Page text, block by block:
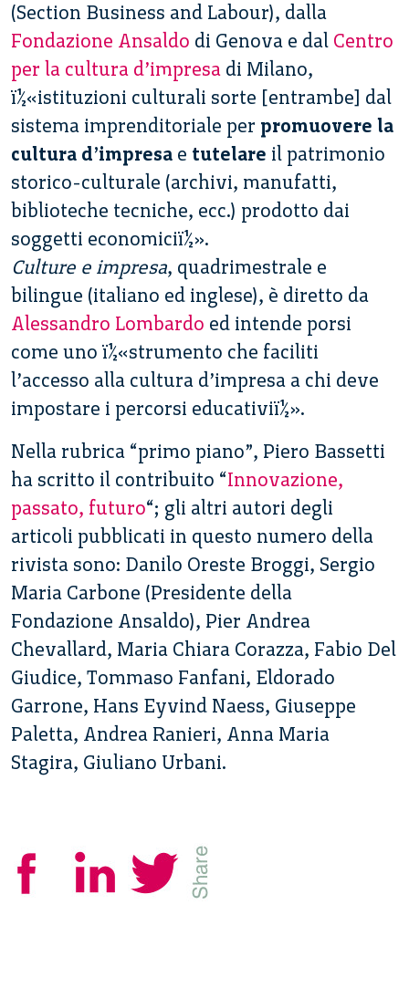
(Section Business and Labour), dalla
Fondazione Ansaldo di Genova e dal Centro
per la cultura d’impresa di Milano,
ï½«istituzioni culturali sorte [entrambe] dal
sistema imprenditoriale per promuovere la
cultura d’impresa e tutelare il patrimonio
storico-culturale (archivi, manufatti,
biblioteche tecniche, ecc.) prodotto dai
soggetti economiciï½».
Culture e impresa, quadrimestrale e
bilingue (italiano ed inglese), è diretto da
Alessandro Lombardo ed intende porsi
come uno ï½«strumento che faciliti
l’accesso alla cultura d’impresa a chi deve
impostare i percorsi educativiï½».
Nella rubrica “primo piano”, Piero Bassetti
ha scritto il contribuito “Innovazione,
passato, futuro“; gli altri autori degli
articoli pubblicati in questo numero della
rivista sono: Danilo Oreste Broggi, Sergio
Maria Carbone (Presidente della
Fondazione Ansaldo), Pier Andrea
Chevallard, Maria Chiara Corazza, Fabio Del
Giudice, Tommaso Fanfani, Eldorado
Garrone, Hans Eyvind Naess, Giuseppe
Paletta, Andrea Ranieri, Anna Maria
Stagira, Giuliano Urbani.